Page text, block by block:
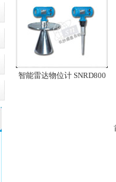
智能雷达物位计 SNRD800